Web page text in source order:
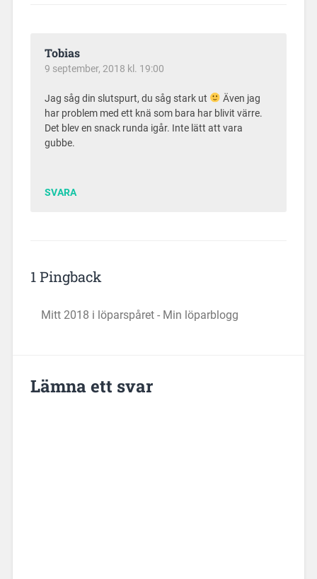
Tobias
9 september, 2018 kl. 19:00
Jag såg din slutspurt, du såg stark ut
Även jag
har problem med ett knä som bara har blivit värre.
Det blev en snack runda igår. Inte lätt att vara
gubbe.
SVARA
1 Pingback
Mitt 2018 i löparspåret - Min löparblogg
Lämna ett svar